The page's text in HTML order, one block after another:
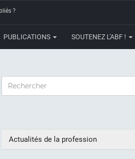
?
PUBLICATIONS SOUTENEZ L'ABF !
RECHERCHER
Actualités de la profession